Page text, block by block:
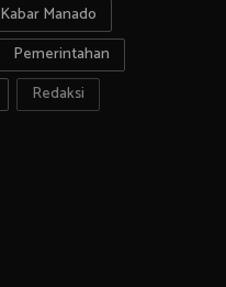
Kabar Manado
Pemerintahan
Redaksi